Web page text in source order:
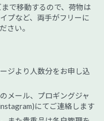
で移動するので、荷物は
プなど、両手がフリーに
さい。
ジより人数分をお申し込
メール、プロギングジャ
にてご連絡します